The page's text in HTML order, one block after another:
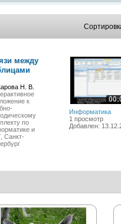
между
Н. В.
к
по
и
Санкт-
Информатика
1 просмотр
Добавлен: